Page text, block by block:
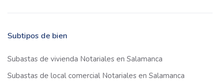
Subtipos de bien
Subastas de vivienda Notariales en Salamanca
Subastas de local comercial Notariales en Salamanca